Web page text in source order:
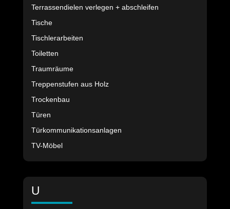
Terrassendielen verlegen + abschleifen
Tische
Tischlerarbeiten
Toiletten
Traumräume
Treppenstufen aus Holz
Trockenbau
Türen
Türkommunikationsanlagen
TV-Möbel
U